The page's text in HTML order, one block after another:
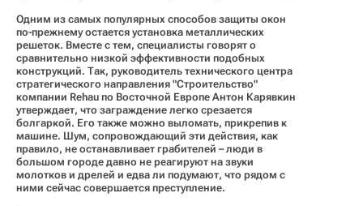
Одним из самых популярных способов защиты окон
по-прежнему остается установка металлических
решеток. Вместе с тем, специалисты говорят о
сравнительно низкой эффективности подобных
конструкций. Так, руководитель технического центра
стратегического направления "Строительство"
компании Rehau по Восточной Европе Антон Карявкин
утверждает, что заграждение легко срезается
болгаркой. Его также можно выломать, прикрепив к
машине. Шум, сопровождающий эти действия, как
правило, не останавливает грабителей – люди в
большом городе давно не реагируют на звуки
молотков и дрелей и едва ли подумают, что рядом с
ними сейчас совершается преступление.